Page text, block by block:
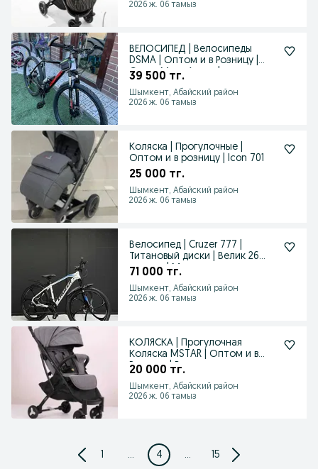
2026 ж. 06 тамыз
ВЕЛОСИПЕД | Велосипеды
DSMA | Оптом и в Розницу |
Супер Мега Акция |
39 500 тг.
Шымкент, Абайский район
2026 ж. 06 тамыз
Коляска | Прогулочные |
Оптом и в розницу | Icon 701
25 000 тг.
Шымкент, Абайский район
2026 ж. 06 тамыз
Велосипед | Cruzer 777 |
Титановый диски | Велик 26
колесо | Магазин
71 000 тг.
Шымкент, Абайский район
2026 ж. 06 тамыз
КОЛЯСКА | Прогулочная
Коляска MSTAR | Оптом и в
Розницу | Вся сезонная
20 000 тг.
Шымкент, Абайский район
2026 ж. 06 тамыз
1 ... 4 ... 15